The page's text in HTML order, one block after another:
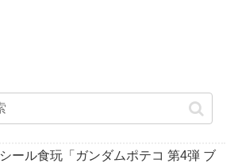
シール食玩「ガンダムポテコ 第4弾 ブ